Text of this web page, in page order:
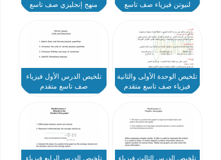
لنيوتن فيزياء صف تاسع
منهج إنجليزي صف تاسع
تلخيص الوحدة الأولى والثانية
فيزياء صف تاسع متقدم
تلخيص الدرس الأول فيزياء
صف تاسع متقدم
تلخيص الدرس الثالث فيزياء
تلخيص الدرس الرابع فيزياء